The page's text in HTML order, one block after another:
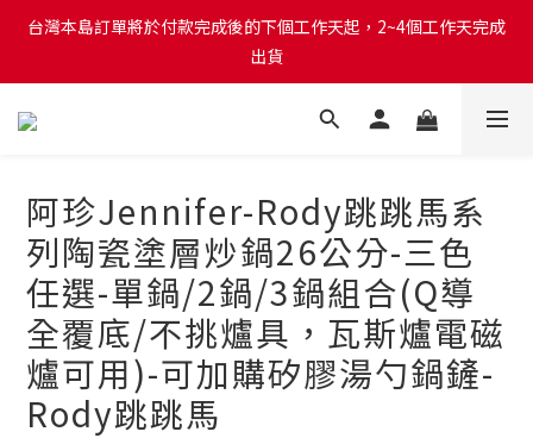
台灣本島訂單將於付款完成後的下個工作天起，2~4個工作天完成
出貨
台灣本島訂單將於付款完成後的下個工作天起，2~4個工作天完成
出貨
台灣本島消費滿$999免運費
台灣本島訂單將於付款完成後的下個工作天起，2~4個工作天完成
出貨
阿珍Jennifer-Rody跳跳馬系
列陶瓷塗層炒鍋26公分-三色
任選-單鍋/2鍋/3鍋組合(Q導
全覆底/不挑爐具，瓦斯爐電磁
爐可用)-可加購矽膠湯勺鍋鏟-
Rody跳跳馬